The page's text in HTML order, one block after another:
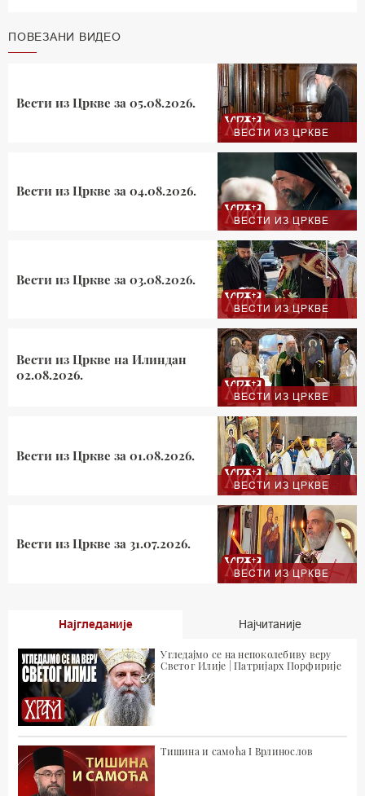
ПОВЕЗАНИ ВИДЕО
ВЕСТИ ИЗ ЦРКВЕ
Вести из Цркве за 05.08.2026.
ВЕСТИ ИЗ ЦРКВЕ
Вести из Цркве за 04.08.2026.
ВЕСТИ ИЗ ЦРКВЕ
Вести из Цркве за 03.08.2026.
ВЕСТИ ИЗ ЦРКВЕ
Вести из Цркве на Илиндан
02.08.2026.
ВЕСТИ ИЗ ЦРКВЕ
Вести из Цркве за 01.08.2026.
ВЕСТИ ИЗ ЦРКВЕ
Вести из Цркве за 31.07.2026.
Најгледаније Најчитаније
Угледајмо се на непоколебиву веру
Светог Илије | Патријарх Порфирије
Тишина и самоћа I Врлинослов